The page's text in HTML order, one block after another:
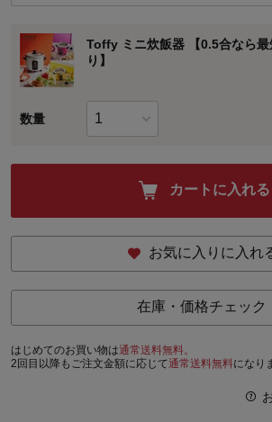
Toffy ミニ炊飯器 【0.5合なら
り】
数量
カートに入れる
お気に入りに入れ
在庫・価格チェック
はじめてのお買い物は通常送料無料。
2回目以降もご注文金額に応じて通常送料無料になり